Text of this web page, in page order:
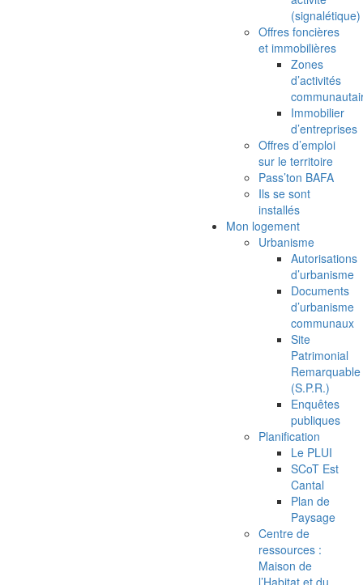
(signalétique)
Offres foncières
et immobilières
Zones
d’activités
Immobilier
d’entreprises
Offres d’emploi
sur le territoire
Pass’ton BAFA
Ils se sont
installés
Mon logement
Urbanisme
Autorisations
d’urbanisme
Documents
d’urbanisme
communaux
Site
Patrimonial
Remarquable
(S.P.R.)
Enquêtes
publiques
Planification
Le PLUI
SCoT Est
Cantal
Plan de
Paysage
Centre de
ressources :
Maison de
l’Habitat et du